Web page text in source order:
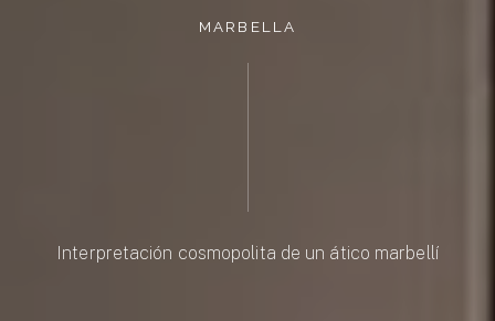
MAR B ELLA
Interpretación cosmopolita de un ático marbellí